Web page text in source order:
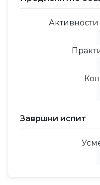
Завршни испит